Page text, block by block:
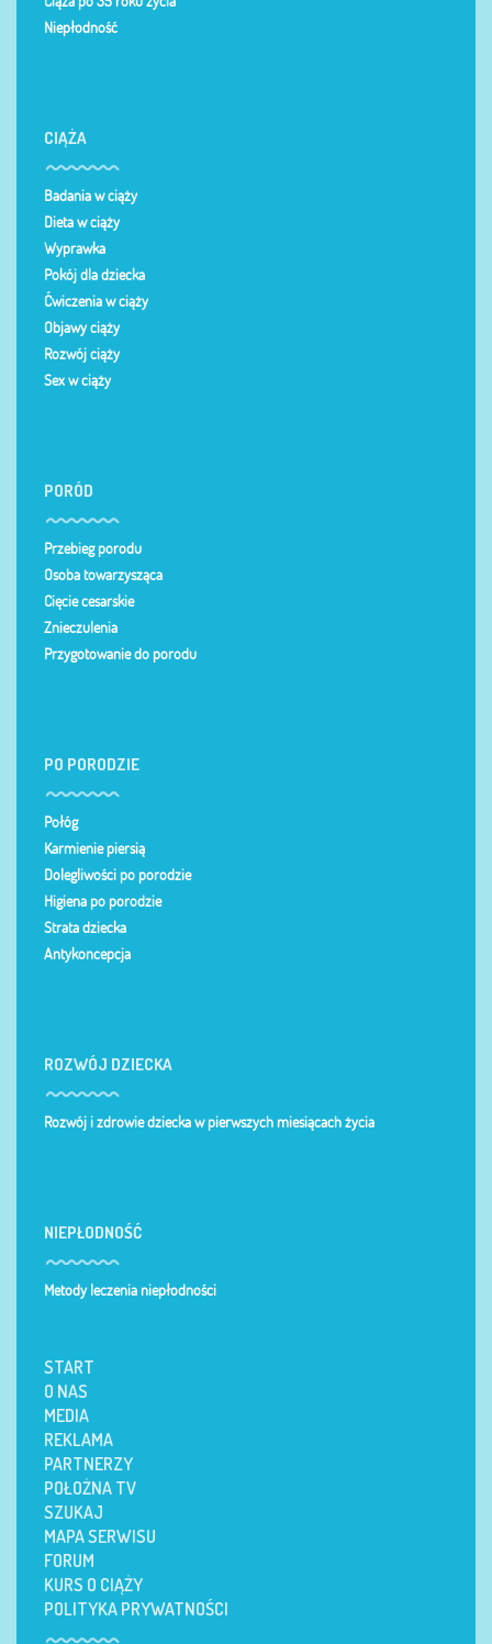
Niepłodność
CIĄŻA
Badania w ciąży
Dieta w ciąży
Wyprawka
Pokój dla dziecka
Ćwiczenia w ciąży
Objawy ciąży
Rozwój ciąży
Sex w ciąży
PORÓD
Przebieg porodu
Osoba towarzysząca
Cięcie cesarskie
Znieczulenia
Przygotowanie do porodu
PO PORODZIE
Połóg
Karmienie piersią
Dolegliwości po porodzie
Higiena po porodzie
Strata dziecka
Antykoncepcja
ROZWÓJ DZIECKA
Rozwój i zdrowie dziecka w pierwszych miesiącach życia
NIEPŁODNOŚĆ
Metody leczenia niepłodności
START
O NAS
MEDIA
REKLAMA
PARTNERZY
POŁOŻNA TV
SZUKAJ
MAPA SERWISU
FORUM
KURS O CIĄŻY
POLITYKA PRYWATNOŚCI